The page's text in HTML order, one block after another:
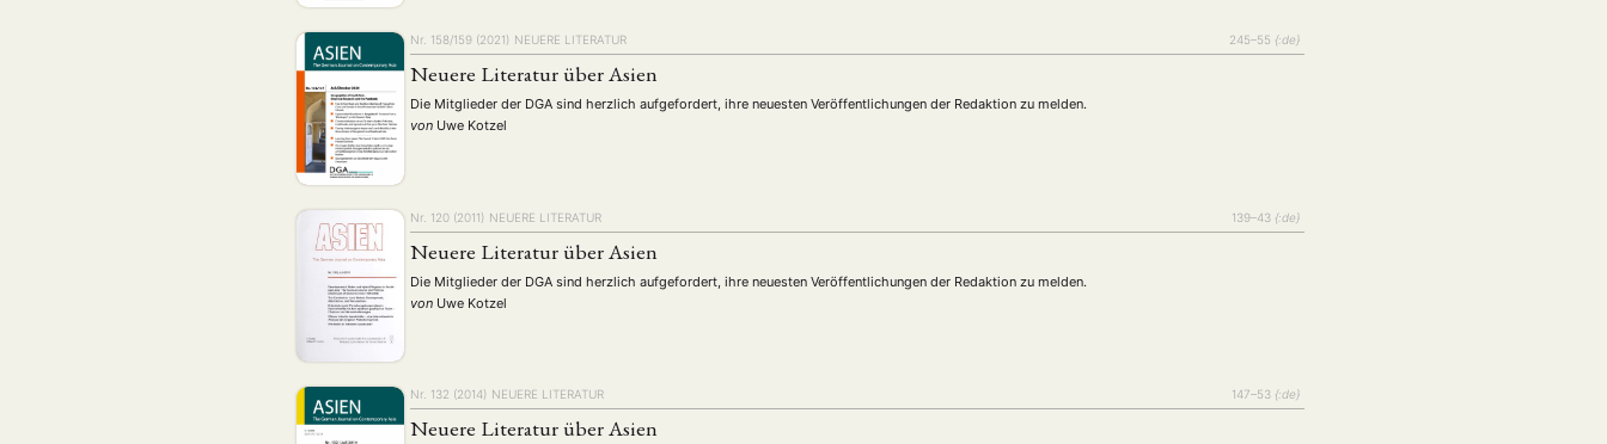
Nr. 158/159 (2021) NEUERE LITERATUR 245–55 {:de}
Neuere Literatur über Asien
Die Mitglieder der DGA sind herzlich aufgefordert, ihre neuesten Veröffentlichungen der Redaktion zu melden.
von Uwe Kotzel
Nr. 120 (2011) NEUERE LITERATUR 139–43 {:de}
Neuere Literatur über Asien
Die Mitglieder der DGA sind herzlich aufgefordert, ihre neuesten Veröffentlichungen der Redaktion zu melden.
von Uwe Kotzel
Nr. 132 (2014) NEUERE LITERATUR 147–53 {:de}
Neuere Literatur über Asien